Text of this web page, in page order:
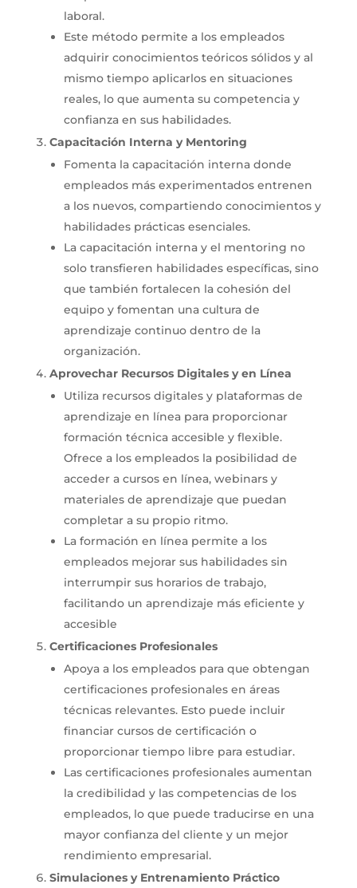
laboral.
Este método permite a los empleados
adquirir conocimientos teóricos sólidos y al
mismo tiempo aplicarlos en situaciones
reales, lo que aumenta su competencia y
confianza en sus habilidades.
Capacitación Interna y Mentoring
Fomenta la capacitación interna donde
empleados más experimentados entrenen
a los nuevos, compartiendo conocimientos y
habilidades prácticas esenciales.
La capacitación interna y el mentoring no
solo transfieren habilidades específicas, sino
que también fortalecen la cohesión del
equipo y fomentan una cultura de
aprendizaje continuo dentro de la
organización.
Aprovechar Recursos Digitales y en Línea
Utiliza recursos digitales y plataformas de
aprendizaje en línea para proporcionar
formación técnica accesible y flexible.
Ofrece a los empleados la posibilidad de
acceder a cursos en línea, webinars y
materiales de aprendizaje que puedan
completar a su propio ritmo.
La formación en línea permite a los
empleados mejorar sus habilidades sin
interrumpir sus horarios de trabajo,
facilitando un aprendizaje más eficiente y
accesible
Certificaciones Profesionales
Apoya a los empleados para que obtengan
certificaciones profesionales en áreas
técnicas relevantes. Esto puede incluir
financiar cursos de certificación o
proporcionar tiempo libre para estudiar.
Las certificaciones profesionales aumentan
la credibilidad y las competencias de los
empleados, lo que puede traducirse en una
mayor confianza del cliente y un mejor
rendimiento empresarial.
Simulaciones y Entrenamiento Práctico